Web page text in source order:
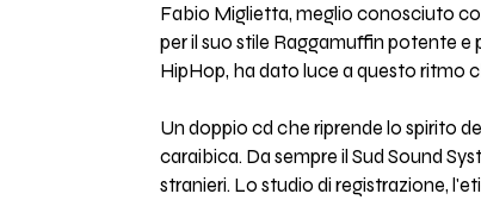
Fabio Miglietta, meglio conosciuto
per il suo stile Raggamuffin potente
HipHop, ha dato luce a questo ritmo
Un doppio cd che riprende lo spirito
caraibica. Da sempre il Sud Sound
stranieri. Lo studio di registrazione,